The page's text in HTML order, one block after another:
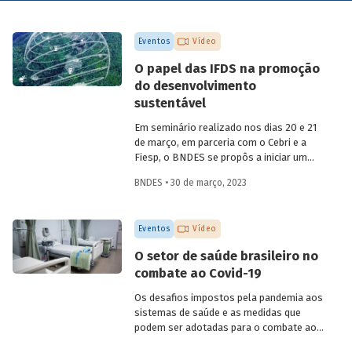
Eventos Vídeo
O papel das IFDS na promoção
do desenvolvimento
sustentável
Em seminário realizado nos dias 20 e 21
de março, em parceria com o Cebri e a
Fiesp, o BNDES se propôs a iniciar um
principais questões do desenvolvimento
internacionais e representantes de
governo e da área acadêmica no Brasil.
Um dos temas abordados foi como o
Estado e as instituições financeiras de
desenvolvimento (IFD) podem atuar para
promover uma retomada do crescimento
em bases sustentáveis, com foco na
inclusão social.
BNDES • 30 de março, 2023
Eventos Vídeo
O setor de saúde brasileiro no
combate ao Covid-19
Os desafios impostos pela pandemia aos
sistemas de saúde e as medidas que
podem ser adotadas para o combate ao